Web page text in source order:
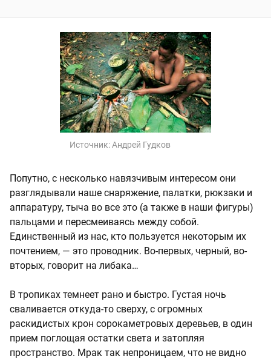
Источник:Андрей Гудков
Попутно, с несколько навязчивым интересом они
разглядывали наше снаряжение, палатки, рюкзаки и
аппаратуру, тыча во все это (а также в наши фигуры)
пальцами и пересмеиваясь между собой.
Единственный из нас, кто пользуется некоторым их
почтением, — это проводник. Во-первых, черный, во-
вторых, говорит на либака…
В тропиках темнеет рано и быстро. Густая ночь
сваливается откуда-то сверху, с огромных
раскидистых крон сорокаметровых деревьев, в один
прием поглощая остатки света и затопляя
пространство. Мрак так непроницаем, что не видно